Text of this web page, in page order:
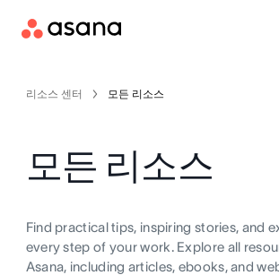
리소스 센터 모든 리소스
모든 리소스
Find practical tips, inspiring stories, and
every step of your work. Explore all
Asana, including articles, ebooks, and